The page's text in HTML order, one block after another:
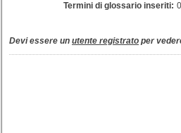
Termini di glossario inseriti: 0
Devi essere un utente registrato per